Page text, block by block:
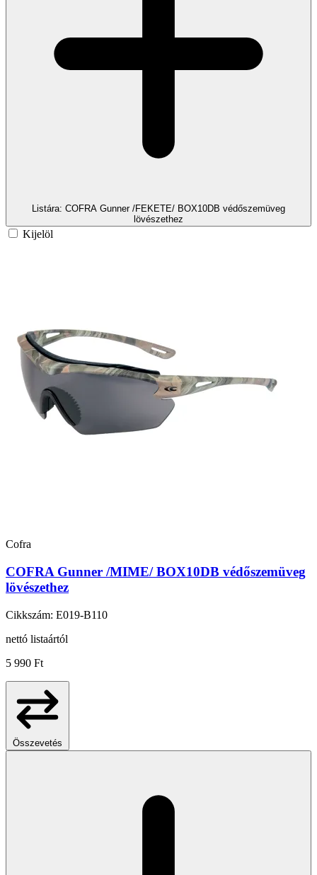
Listára: COFRA Gunner /FEKETE/ BOX10DB védőszemüveg
lövészethez
Kijelöl
Cofra
COFRA Gunner /MIME/ BOX10DB védőszemüveg
lövészethez
Cikkszám: E019-B110
nettó listaártól
5 990 Ft
Összevetés